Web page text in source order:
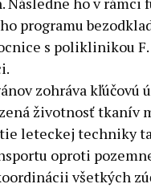
programu
s poliklinikou F.
zohráva kľúčovú
životnosť tkanív
leteckej techniky
oproti
všetkých